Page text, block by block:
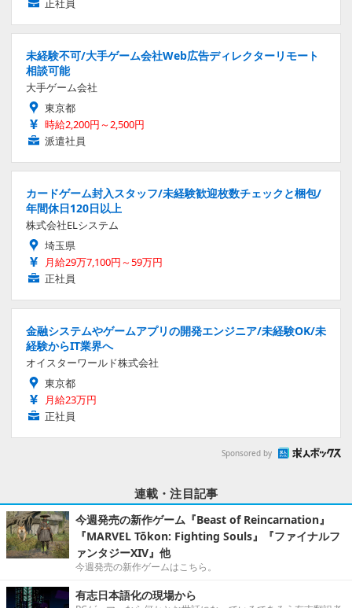
正社員
未経験不可/大手ゲーム会社Web広告ディレクターリモート
相談可能
大手ゲーム会社
東京都
時給2,200円～2,500円
派遣社員
カードゲーム封入スタッフ/未経験歓迎枚数チェックと梱包/
年間休日120日以上
株式会社ELシステム
埼玉県
月給29万7,100円～59万円
正社員
金融システムやゲームアプリの開発エンジニア/未経験OK/未
経験からIT業界へ
オイスターワールド株式会社
東京都
月給23万円
正社員
Sponsored by
連載・注目記事
今週発売の新作ゲーム『Beast of Reincarnation』
『MARVEL Tōkon: Fighting Souls』『ファイナルフ
ァンタジーXIV』他
今週発売の新作ゲームはこちら。
有志日本語化の現場から